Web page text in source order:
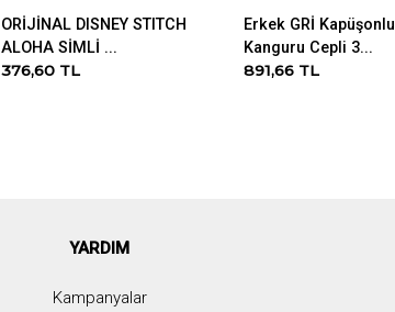
ORİJİNAL DISNEY STITCH
ALOHA SİMLİ ...
376,60 TL
Erkek GRİ Kapüşonlu
Kanguru Cepli 3...
891,66 TL
YARDIM
Kampanyalar